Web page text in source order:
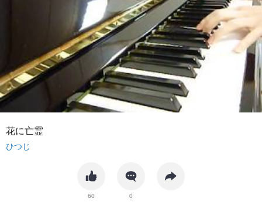
花に亡霊
ひつじ
60 0